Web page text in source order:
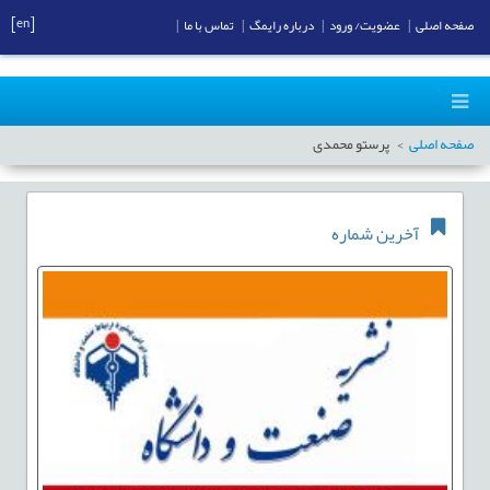
صفحه اصلی پرستو محمدی
آخرین شماره
صفحه اصلی عضویت/ ورود درباره رایمگ تماس با ما